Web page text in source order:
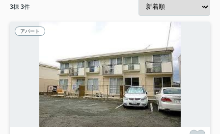
3棟 3件
アパート